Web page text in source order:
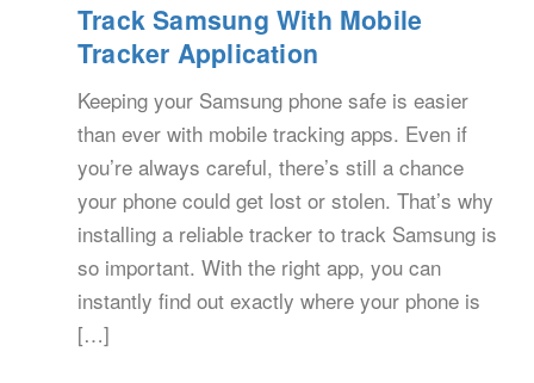
Track Samsung With Mobile
Tracker Application
Keeping your Samsung phone safe is easier
than ever with mobile tracking apps. Even if
you’re always careful, there’s still a chance
your phone could get lost or stolen. That’s why
installing a reliable tracker to track Samsung is
so important. With the right app, you can
instantly find out exactly where your phone is
[…]